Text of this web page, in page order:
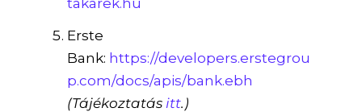
takarek.hu
Erste
Bank: https://developers.erstegrou
p.com/docs/apis/bank.ebh
(Tájékoztatás itt.)